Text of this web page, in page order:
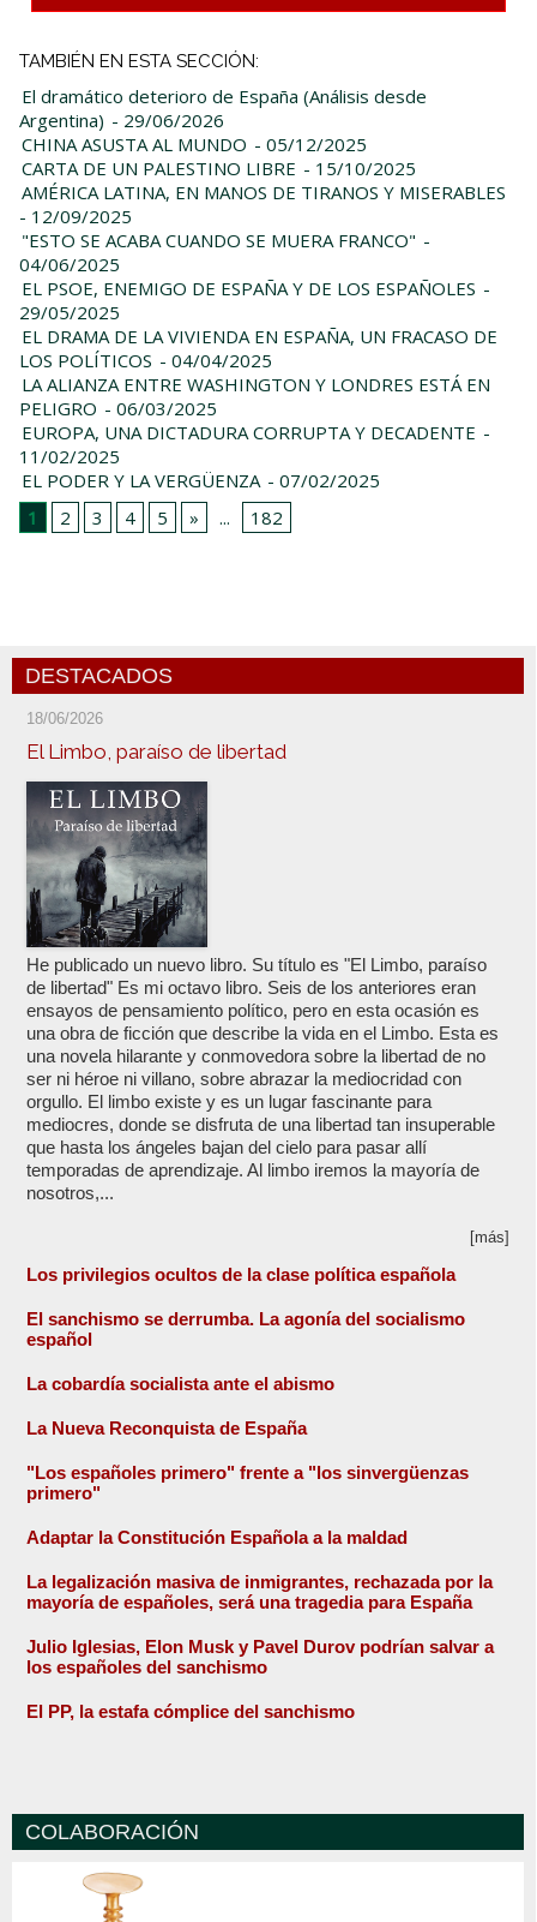
TAMBIÉN EN ESTA SECCIÓN:
El dramático deterioro de España (Análisis desde
Argentina) - 29/06/2026
CHINA ASUSTA AL MUNDO - 05/12/2025
CARTA DE UN PALESTINO LIBRE - 15/10/2025
AMÉRICA LATINA, EN MANOS DE TIRANOS Y MISERABLES
- 12/09/2025
"ESTO SE ACABA CUANDO SE MUERA FRANCO" -
04/06/2025
EL PSOE, ENEMIGO DE ESPAÑA Y DE LOS ESPAÑOLES -
29/05/2025
EL DRAMA DE LA VIVIENDA EN ESPAÑA, UN FRACASO DE
LOS POLÍTICOS - 04/04/2025
LA ALIANZA ENTRE WASHINGTON Y LONDRES ESTÁ EN
PELIGRO - 06/03/2025
EUROPA, UNA DICTADURA CORRUPTA Y DECADENTE -
11/02/2025
EL PODER Y LA VERGÜENZA - 07/02/2025
1
2 3 4 5 » ... 182
DESTACADOS
18/06/2026
El Limbo, paraíso de libertad
He publicado un nuevo libro. Su título es "El Limbo, paraíso
de libertad" Es mi octavo libro. Seis de los anteriores eran
ensayos de pensamiento político, pero en esta ocasión es
una obra de ficción que describe la vida en el Limbo. Esta es
una novela hilarante y conmovedora sobre la libertad de no
ser ni héroe ni villano, sobre abrazar la mediocridad con
orgullo. El limbo existe y es un lugar fascinante para
mediocres, donde se disfruta de una libertad tan insuperable
que hasta los ángeles bajan del cielo para pasar allí
temporadas de aprendizaje. Al limbo iremos la mayoría de
nosotros,...
[más]
Los privilegios ocultos de la clase política española
El sanchismo se derrumba. La agonía del socialismo
español
La cobardía socialista ante el abismo
La Nueva Reconquista de España
"Los españoles primero" frente a "los sinvergüenzas
primero"
Adaptar la Constitución Española a la maldad
La legalización masiva de inmigrantes, rechazada por la
mayoría de españoles, será una tragedia para España
Julio Iglesias, Elon Musk y Pavel Durov podrían salvar a
los españoles del sanchismo
El PP, la estafa cómplice del sanchismo
COLABORACIÓN